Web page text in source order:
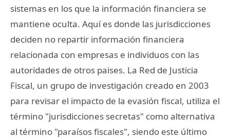
sistemas en los que la información financiera se
mantiene oculta. Aquí es donde las jurisdicciones
deciden no repartir información financiera
relacionada con empresas e individuos con las
autoridades de otros paises. La Red de Justicia
Fiscal, un grupo de investigación creado en 2003
para revisar el impacto de la evasión fiscal, utiliza el
término "jurisdicciones secretas" como alternativa
al término "paraísos fiscales", siendo este último